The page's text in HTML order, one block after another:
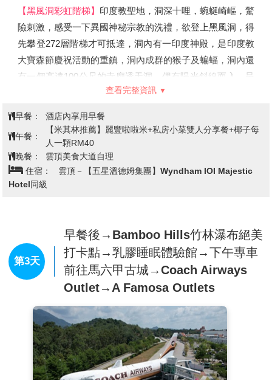
原始樣貌，裸露的紅磚水泥和火舌留下的痕跡，帶有濃厚的
街頭工業風。
【茨廠街鬼仔巷】若說雙峰塔 (KLCC) 是吉隆坡地標性建
築，那麼最具歷史代表性的肯定非茨廠街莫屬。有著 140
多年歷史的茨廠街乃吉隆坡最早的開發的唐人街，保存了濃
郁的東方風情，猶其在夜間，商販們紛紛沿街擺攤兜售服
外旅客必到的觀光景點。近年這裡再次經過維修重建，除了
保留鬼仔巷百年歷史留下的建築之餘，還增添了幾幅壁畫，
以壁畫來描述當年居民居住的情景。
【黑風洞彩虹階梯】 印度教聖地，洞深十哩，蜿蜒崎嶇，驚
險刺激，感受一下異國神秘宗教的洗禮，欲登上黑風洞，得
先攀登272層階梯才可抵達，洞內有一印度神殿，是印度教
大寶森節慶祝活動的重鎮，洞內成群的猴子及蝙蝠，洞內還
有一個高達100公尺的寺廟透天洞，偶有陽光斜線而入，呈
現出奇詭莊嚴的氣氛。
靈感，更加增添了宗教特色，由於這裡是印度教徒在大寶森
節酬神還願的地點，這樣充滿印度風情的色彩更別具意義。
【雲天纜車(Awana Skyway)】
車，乘坐纜車10 分鐘即可到達雲頂高原，在Awana
SkyWay上觀賞風景如畫的雲頂高原景觀，從高空俯視1.3億
纜車配備了特殊的百葉氣窗，為你的空中旅程增添趣味。
【天空交響樂Sky Symphony】透過懸掛在4層樓高達1001
枚的LED燈球，搭配電影視覺效果，隨著音樂動態變化的互
動打造而出，每隔一小時都會有不同主題的燈光秀，輪番上
映 哦！
註1：遇天候不佳或纜車不定期維修時，改以遊覽車登上雲
頂高原，纜車費用將補貼上下山車資，恕無法退費，不便之
處，尚請鑑諒。
註2：賭場規定未滿21歲禁止進入，進入賭場請著整齊服
裝，不得穿短褲、拖鞋。
查看完整資訊
早餐： 酒店內享用早餐
午餐：
【米其林推薦】麗豐啦啦米+私房小菜雙人分享餐+椰子每
人一顆RM40
晚餐：
雲頂美食大道自理
住宿：
雲頂－【五星溫德姆集團】Wyndham IOI Majestic
Hotel同級
第3天
早餐後→Bamboo Hills竹林瀑布絕美
打卡點→乳膠睡眠體驗館→下午專車
前往馬六甲古城→Coach Airways
Outlet→A Famosa Outlets